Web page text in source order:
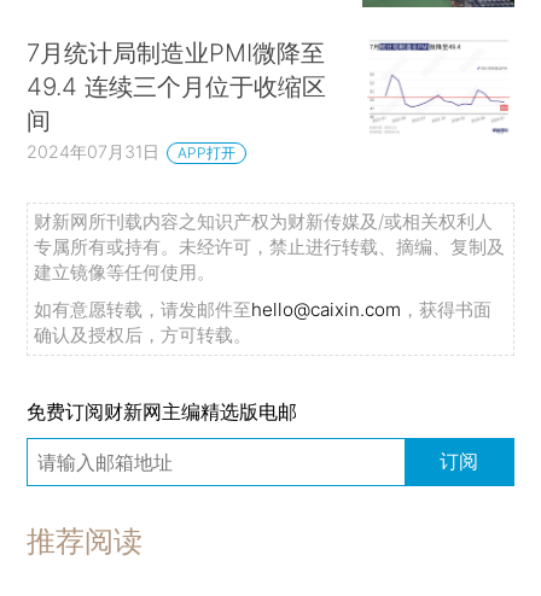
7月统计局制造业PMI微降至
49.4 连续三个月位于收缩区
间
2024年07月31日 APP打开
财新网所刊载内容之知识产权为财新传媒及/或相关权利人
专属所有或持有。未经许可，禁止进行转载、摘编、复制及
建立镜像等任何使用。
如有意愿转载，请发邮件至hello@caixin.com ，获得书面
确认及授权后，方可转载。
免费订阅财新网主编精选版电邮
订阅
推荐阅读